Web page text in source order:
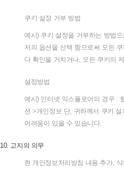
쿠키 설정 거부 방법
예시) 쿠키 설정을 거부하는 방법
저의 옵션을 선택 함으로써 모든
다 확인을 거치거나 모든 쿠키의
설정방법
예시) 인터넷 익스플로어의 경우 :
션 >개인정보 단, 귀하께서 쿠키 설
어려움이 있을 수 있습니다.
10. 고지의 의무
현 개인정보처리방침 내용 추가, 삭